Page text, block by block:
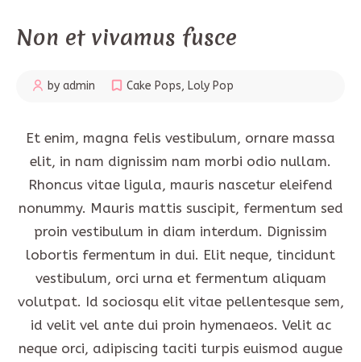
Non et vivamus fusce
by admin Cake Pops, Loly Pop
Et enim, magna felis vestibulum, ornare massa
elit, in nam dignissim nam morbi odio nullam.
Rhoncus vitae ligula, mauris nascetur eleifend
nonummy. Mauris mattis suscipit, fermentum sed
proin vestibulum in diam interdum. Dignissim
lobortis fermentum in dui. Elit neque, tincidunt
vestibulum, orci urna et fermentum aliquam
volutpat. Id sociosqu elit vitae pellentesque sem,
id velit vel ante dui proin hymenaeos. Velit ac
neque orci, adipiscing taciti turpis euismod augue